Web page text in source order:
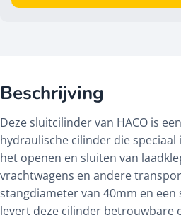
Beschrijving
Deze sluitcilinder van HACO is
hydraulische cilinder die
het openen en sluiten van
vrachtwagens en andere
stangdiameter van 40mm en een
levert deze cilinder betrouwbare